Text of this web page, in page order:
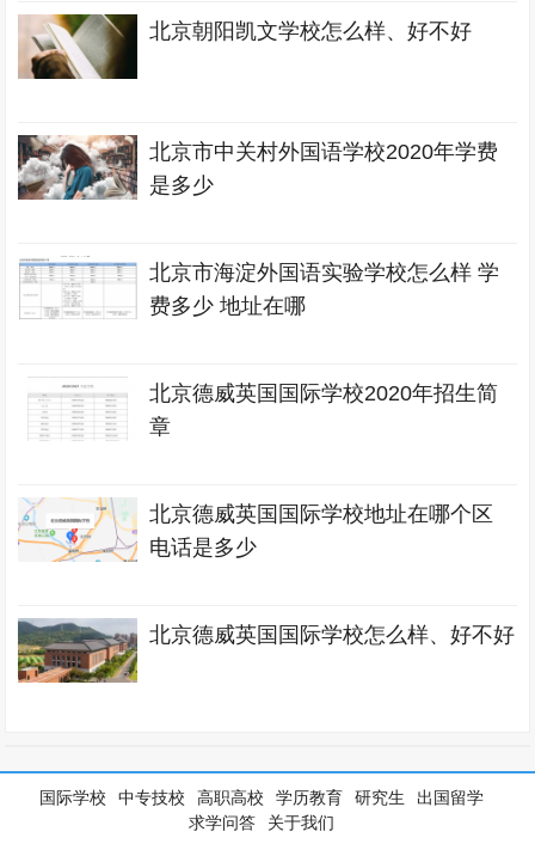
北京朝阳凯文学校怎么样、好不好
北京市中关村外国语学校2020年学费
是多少
北京市海淀外国语实验学校怎么样 学
费多少 地址在哪
北京德威英国国际学校2020年招生简
章
北京德威英国国际学校地址在哪个区
电话是多少
北京德威英国国际学校怎么样、好不好
国际学校 中专技校 高职高校 学历教育 研究生
出国留学
求学问答
关于我们